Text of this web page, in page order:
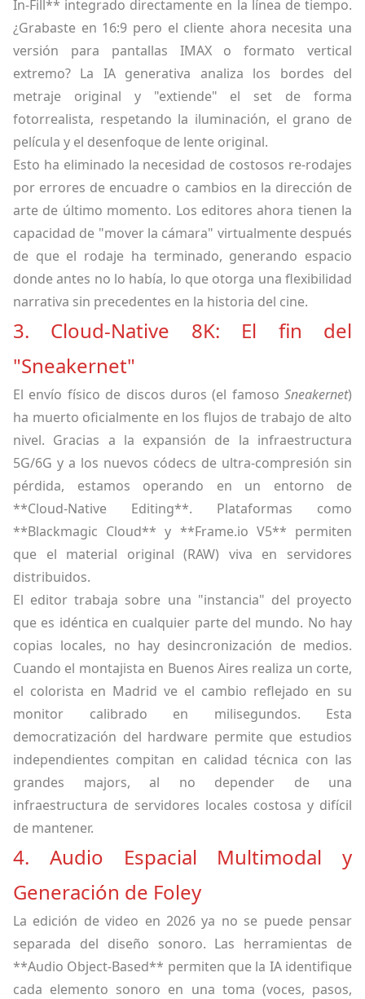
In-Fill** integrado directamente en la línea de tiempo.
¿Grabaste en 16:9 pero el cliente ahora necesita una
versión para pantallas IMAX o formato vertical
extremo? La IA generativa analiza los bordes del
metraje original y "extiende" el set de forma
fotorrealista, respetando la iluminación, el grano de
película y el desenfoque de lente original.
Esto ha eliminado la necesidad de costosos re-rodajes
por errores de encuadre o cambios en la dirección de
arte de último momento. Los editores ahora tienen la
capacidad de "mover la cámara" virtualmente después
de que el rodaje ha terminado, generando espacio
donde antes no lo había, lo que otorga una flexibilidad
narrativa sin precedentes en la historia del cine.
3. Cloud-Native 8K: El fin del
"Sneakernet"
El envío físico de discos duros (el famoso Sneakernet)
ha muerto oficialmente en los flujos de trabajo de alto
nivel. Gracias a la expansión de la infraestructura
5G/6G y a los nuevos códecs de ultra-compresión sin
pérdida, estamos operando en un entorno de
**Cloud-Native Editing**. Plataformas como
**Blackmagic Cloud** y **Frame.io V5** permiten
que el material original (RAW) viva en servidores
distribuidos.
El editor trabaja sobre una "instancia" del proyecto
que es idéntica en cualquier parte del mundo. No hay
copias locales, no hay desincronización de medios.
Cuando el montajista en Buenos Aires realiza un corte,
el colorista en Madrid ve el cambio reflejado en su
monitor calibrado en milisegundos. Esta
democratización del hardware permite que estudios
independientes compitan en calidad técnica con las
grandes majors, al no depender de una
infraestructura de servidores locales costosa y difícil
de mantener.
4. Audio Espacial Multimodal y
Generación de Foley
La edición de video en 2026 ya no se puede pensar
separada del diseño sonoro. Las herramientas de
**Audio Object-Based** permiten que la IA identifique
cada elemento sonoro en una toma (voces, pasos,